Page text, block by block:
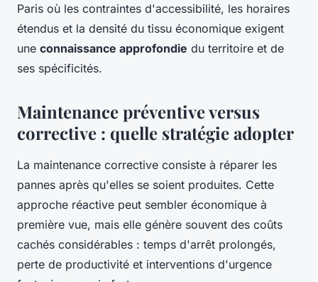
Paris où les contraintes d'accessibilité, les horaires
étendus et la densité du tissu économique exigent
une connaissance approfondie du territoire et de
ses spécificités.
Maintenance préventive versus
corrective : quelle stratégie adopter
La maintenance corrective consiste à réparer les
pannes après qu'elles se soient produites. Cette
approche réactive peut sembler économique à
première vue, mais elle génère souvent des coûts
cachés considérables : temps d'arrêt prolongés,
perte de productivité et interventions d'urgence